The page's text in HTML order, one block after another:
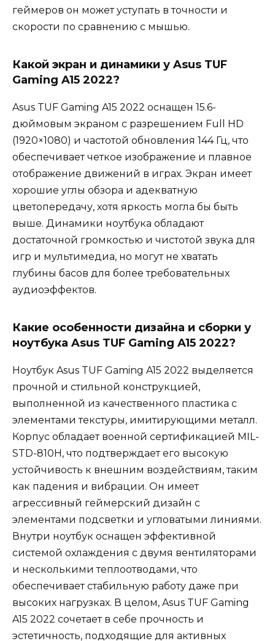
геймеров он может уступать в точности и
скорости по сравнению с мышью.
Какой экран и динамики у Asus TUF
Gaming A15 2022?
Asus TUF Gaming A15 2022 оснащен 15.6-
дюймовым экраном с разрешением Full HD
(1920×1080) и частотой обновления 144 Гц, что
обеспечивает четкое изображение и плавное
отображение движений в играх. Экран имеет
хорошие углы обзора и адекватную
цветопередачу, хотя яркость могла бы быть
выше. Динамики ноутбука обладают
достаточной громкостью и чистотой звука для
игр и мультимедиа, но могут не хватать
глубины басов для более требовательных
аудиоэффектов.
Какие особенности дизайна и сборки у
ноутбука Asus TUF Gaming A15 2022?
Ноутбук Asus TUF Gaming A15 2022 выделяется
прочной и стильной конструкцией,
выполненной из качественного пластика с
элементами текстуры, имитирующими металл.
Корпус обладает военной сертификацией MIL-
STD-810H, что подтверждает его высокую
устойчивость к внешним воздействиям, таким
как падения и вибрации. Он имеет
агрессивный геймерский дизайн с
элементами подсветки и угловатыми линиями.
Внутри ноутбук оснащен эффективной
системой охлаждения с двумя вентиляторами
и несколькими теплоотводами, что
обеспечивает стабильную работу даже при
высоких нагрузках. В целом, Asus TUF Gaming
A15 2022 сочетает в себе прочность и
эстетичность, подходящие для активных